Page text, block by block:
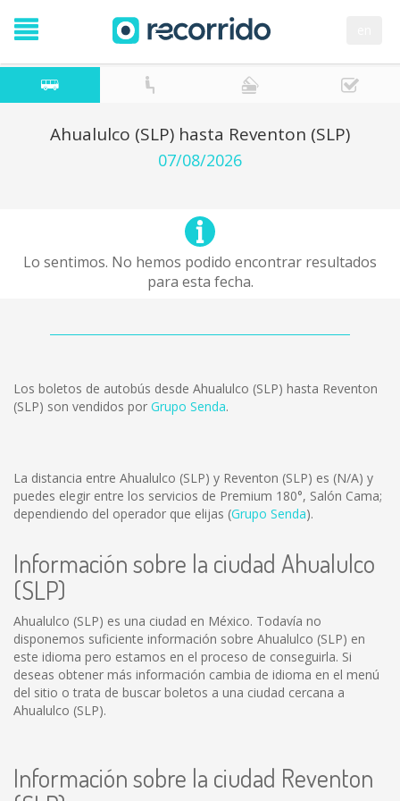
Ahualulco (SLP) hasta Reventon (SLP)
07/08/2026
Lo sentimos. No hemos podido encontrar resultados
para esta fecha.
Los boletos de autobús desde Ahualulco (SLP) hasta Reventon
(SLP) son vendidos por Grupo Senda.
La distancia entre Ahualulco (SLP) y Reventon (SLP) es (N/A) y
puedes elegir entre los servicios de Premium 180°, Salón Cama;
dependiendo del operador que elijas (Grupo Senda).
Información sobre la ciudad Ahualulco
(SLP)
Ahualulco (SLP) es una ciudad en México. Todavía no
disponemos suficiente información sobre Ahualulco (SLP) en
este idioma pero estamos en el proceso de conseguirla. Si
deseas obtener más información cambia de idioma en el menú
del sitio o trata de buscar boletos a una ciudad cercana a
Ahualulco (SLP).
Información sobre la ciudad Reventon